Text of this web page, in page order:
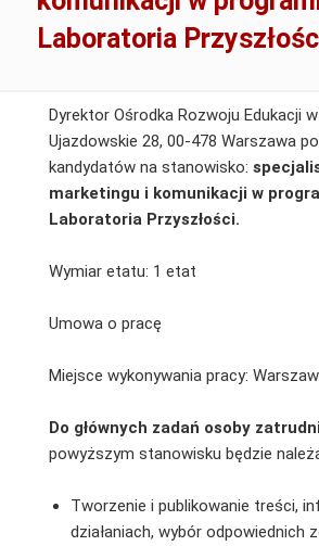
Laboratoria
Dyrektor Ośrodka Rozwoju Edukacji
Ujazdowskie 28, 00-478 Warszawa
kandydatów na stanowisko:
marketingu i komunikacji w
Laboratoria Przyszłości.
Wymiar etatu: 1 etat
Umowa o pracę
Miejsce wykonywania pracy:
Do głównych zadań osoby
powyższym stanowisku będzie
Tworzenie i publikowanie treści,
działaniach, wybór odpowiednich